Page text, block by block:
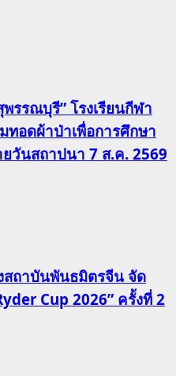
รรณบุรี” โรงเรียนกีฬา
ทอดผ้าป่าเพื่อการศึกษา
วันสถาปนา 7 ส.ค. 2569
สถาบันพันธมิตรจีน จัด
Cup 2026” ครั้งที่ 2